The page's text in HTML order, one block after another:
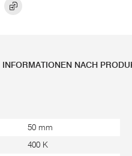
INFORMATIONEN NACH
50 mm
400 K